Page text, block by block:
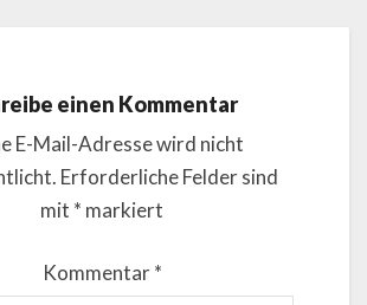
einen Kommentar
E-Mail-Adresse wird nicht
Erforderliche Felder sind
mit * markiert
Kommentar*